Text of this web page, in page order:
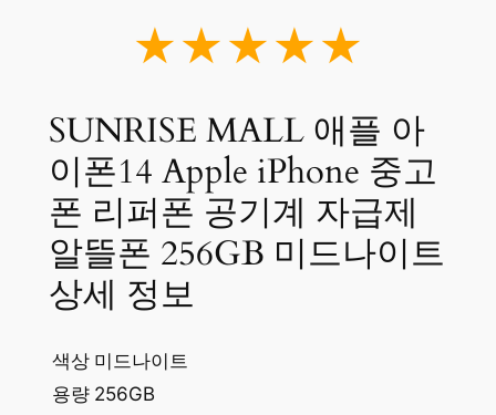
★★★★★
SUNRISE MALL 애플 아
이폰14 Apple iPhone 중고
폰 리퍼폰 공기계 자급제
알뜰폰 256GB 미드나이트
상세 정보
색상 미드나이트
용량 256GB